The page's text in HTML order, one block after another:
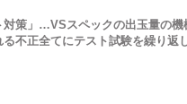
対策」…VSスペックの出玉量の
る不正全てにテスト試験を繰り返